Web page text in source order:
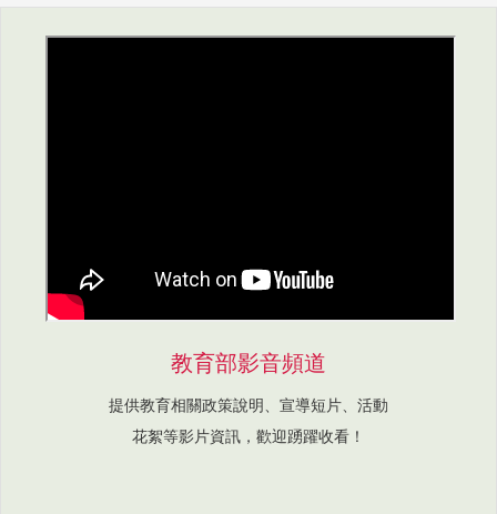
教育部影音頻道
提供教育相關政策說明、宣導短片、活動
花絮等影片資訊，歡迎踴躍收看！